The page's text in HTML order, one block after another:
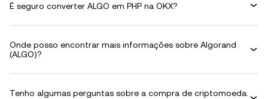
É seguro converter ALGO em PHP na OKX?
Onde posso encontrar mais informações sobre Algorand
(ALGO)?
Tenho algumas perguntas sobre a compra de criptomoeda.